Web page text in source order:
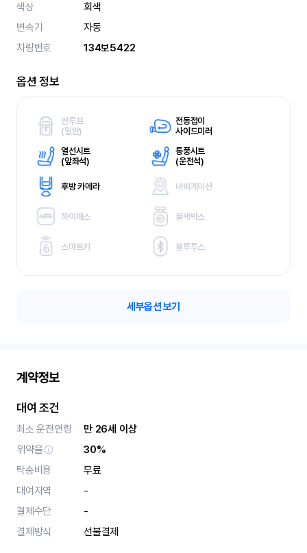
색상
회색
변속기
자동
차량번호
134보5422
옵션 정보
썬루프
(일반)
전동접이
사이드미러
열선시트
(앞좌석)
통풍시트
(운전석)
후방 카메라 내비게이션
하이패스 블랙박스
스마트키 블루투스
세부옵션 보기
계약정보
대여 조건
최소 운전연령
만 26세 이상
위약율
30%
탁송비용
무료
대여지역
-
결제수단
-
결제방식
선불결제